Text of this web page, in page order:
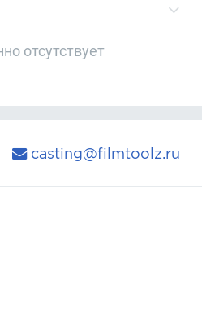
отсутствует
casting@filmtoolz.ru